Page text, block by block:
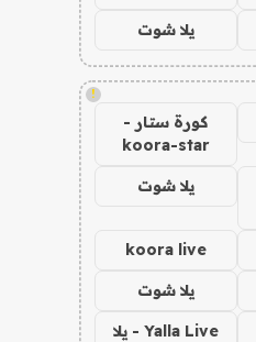
يلا شوت
!
كورة ستار -
koora-star
يلا شوت
koora live
يلا شوت
Yalla Live - يلا